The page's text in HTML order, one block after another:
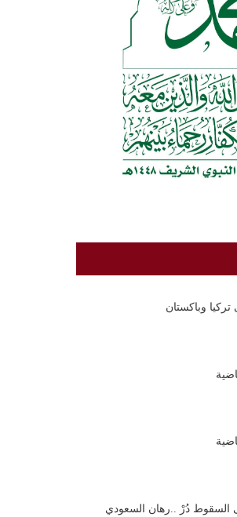
تركيا وباكستان
السقوط دُرْ ..رهان السعودي